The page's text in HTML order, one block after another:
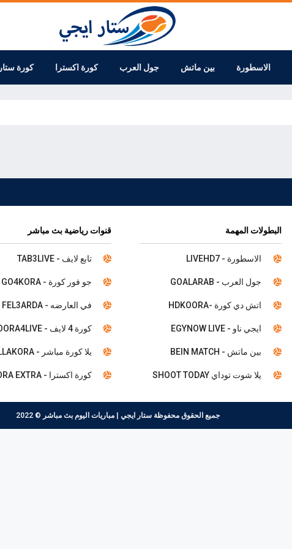
الاسطورة بين ماتش جول العرب كورة اكسترا كورة ستار
البطولات المهمة
الاسطورة - LIVEHD7
جول العرب - GOALARAB
اتش دي كورة -HDKOORA
ايجي ناو - EGYNOW LIVE
بين ماتش - BEIN MATCH
يلا شوت توداي SHOOT TODAY
قنوات رياضية بث مباشر
تابع لايف - TAB3LIVE
جو فور كورة - GO4KORA
في العارضه - FEL3ARDA
كورة 4 لايف - KOORA4LIVE
يلا كورة مباشر - YALLAKORA
كورة اكسترا - KOORA EXTRA
جميع الحقوق محفوظةستار ايجي | مباريات اليوم بث مباشر © 2022